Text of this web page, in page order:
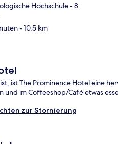
Hochschule- 8
- 10.5 km
ist The Prominence Hotel eine
und im Coffeeshop/Café etwas
zur Stornierung